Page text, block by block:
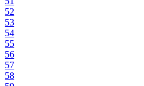
52
53
54
55
56
57
58